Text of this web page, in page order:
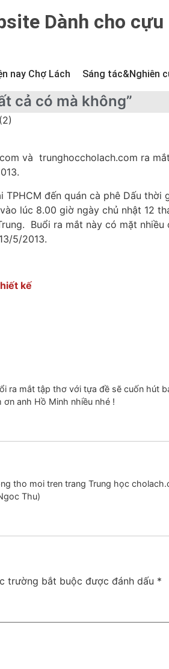
Dành cho
nay Chợ Lách Sáng tác&Nghiên
cả có mà không”
và trunghoccholach.com ra
đến quán cà phê Dấu thời
lúc 8.00 giờ ngày chủ nhật 12
Buổi ra mắt này có mặt nhiều
5/2013.
kế
ra mắt tập thơ với tựa đề sẽ cuốn hút
anh Hồ Minh nhiều nhé !
tho moi tren trang Trung học
Thu)
trường bắt buộc được đánh dấu *